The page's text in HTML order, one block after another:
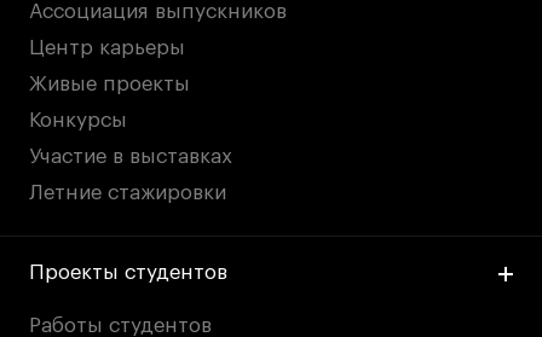
Ассоциация выпускников
Центр карьеры
Живые проекты
Конкурсы
Участие в выставках
Летние стажировки
Проекты студентов
Работы студентов